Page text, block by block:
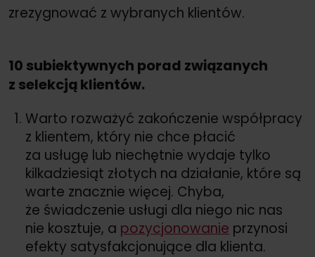
zrezygnować z wybranych klientów.
10 subiektywnych porad związanych
z selekcją klientów.
Warto rozważyć zakończenie współpracy
z klientem, który nie chce płacić
za usługę lub niechętnie wydaje tylko
kilkadziesiąt złotych na działanie, które są
warte znacznie więcej. Chyba,
że świadczenie usługi dla niego nic nas
nie kosztuje, a pozycjonowanie przynosi
efekty satysfakcjonujące dla klienta.